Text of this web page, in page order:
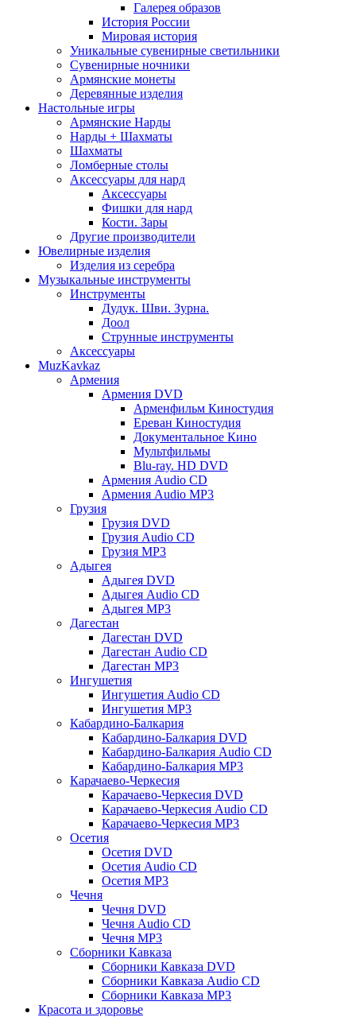
Галерея образов
История России
Мировая история
Уникальные сувенирные светильники
Сувенирные ночники
Армянские монеты
Деревянные изделия
Настольные игры
Армянские Нарды
Нарды + Шахматы
Шахматы
Ломберные столы
Аксессуары для нард
Аксессуары
Фишки для нард
Кости. Зары
Другие производители
Ювелирные изделия
Изделия из серебра
Музыкальные инструменты
Инструменты
Дудук. Шви. Зурна.
Доол
Струнные инструменты
Аксессуары
MuzKavkaz
Армения
Армения DVD
Арменфильм Киностудия
Ереван Киностудия
Документальное Кино
Мультфильмы
Blu-ray. HD DVD
Армения Audio CD
Армения Audio MP3
Грузия
Грузия DVD
Грузия Audio CD
Грузия MP3
Адыгея
Адыгея DVD
Адыгея Audio CD
Адыгея MP3
Дагестан
Дагестан DVD
Дагестан Audio CD
Дагестан MP3
Ингушетия
Ингушетия Audio CD
Ингушетия MP3
Кабардино-Балкария
Кабардино-Балкария DVD
Кабардино-Балкария Audio CD
Кабардино-Балкария MP3
Карачаево-Черкесия
Карачаево-Черкесия DVD
Карачаево-Черкесия Audio CD
Карачаево-Черкесия MP3
Осетия
Осетия DVD
Осетия Audio CD
Осетия MP3
Чечня
Чечня DVD
Чечня Audio CD
Чечня MP3
Сборники Кавказа
Сборники Кавказа DVD
Сборники Кавказа Audio CD
Сборники Кавказа MP3
Красота и здоровье